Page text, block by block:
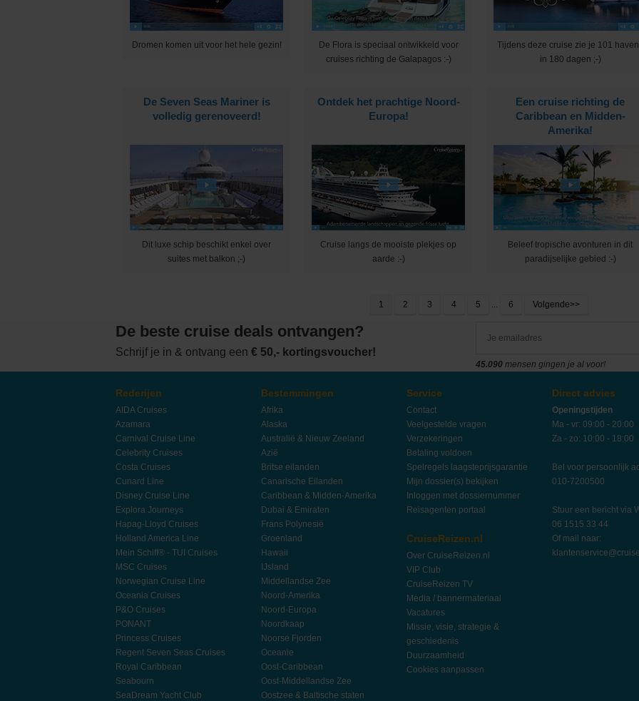
Dromen komen uit voor het hele gezin!
De Flora is speciaal ontwikkeld voor
cruises richting de Galapagos :-)
Tijdens deze cruise zie je 101
in 180 dagen ;-)
De Seven Seas Mariner is
volledig gerenoveerd!
Dit luxe schip beschikt enkel over
suites met balkon ;-)
Ontdek het prachtige Noord-
Europa!
Cruise langs de mooiste plekjes op
aarde :-)
Een cruise richting de
Caribbean en Midden-
Amerika!
Beleef tropische avonturen in dit
paradijselijke gebied :-)
1 2 3 4 5 ... 6 Volgende>>
De beste cruise deals ontvangen?
Schrijf je in & ontvang een € 50,- kortingsvoucher!
45.090 mensen gingen je al voor!
Rederijen
AIDA Cruises
Azamara
Carnival Cruise Line
Celebrity Cruises
Costa Cruises
Cunard Line
Disney Cruise Line
Explora Journeys
Hapag-Lloyd Cruises
Holland America Line
Mein Schiff® - TUI Cruises
MSC Cruises
Norwegian Cruise Line
Oceania Cruises
P&O Cruises
PONANT
Princess Cruises
Regent Seven Seas Cruises
Royal Caribbean
Seabourn
SeaDream Yacht Club
Bestemmingen
Afrika
Alaska
Australië & Nieuw Zeeland
Azië
Britse eilanden
Canarische Eilanden
Caribbean & Midden-Amerika
Dubai & Emiraten
Frans Polynesië
Groenland
Hawaii
IJsland
Middellandse Zee
Noord-Amerika
Noord-Europa
Noordkaap
Noorse Fjorden
Oceanie
Oost-Caribbean
Oost-Middellandse Zee
Oostzee & Baltische staten
Service
Contact
Veelgestelde vragen
Verzekeringen
Betaling voldoen
Spelregels laagsteprijsgarantie
Mijn dossier(s) bekijken
Inloggen met dossiernummer
Reisagenten portaal
CruiseReizen.nl
Over CruiseReizen.nl
VIP Club
CruiseReizen TV
Media / bannermateriaal
Vacatures
Missie, visie, strategie &
geschiedenis
Duurzaamheid
Cookies aanpassen
Direct advies
Openingstijden
Ma - vr: 09:00 - 20:00
Za - zo: 10:00 - 18:00
Bel voor persoonlijk
010-7200500
Stuur een bericht via
06 1515 33 44
Of mail naar: